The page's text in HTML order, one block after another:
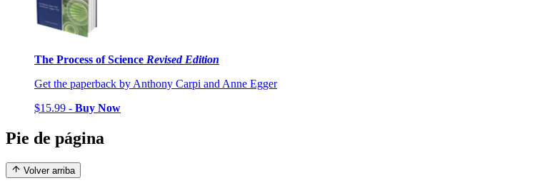
The Process of Science Revised Edition
Get the paperback by Anthony Carpi and Anne Egger
$15.99 - Buy Now
Pie de página
Volver arriba